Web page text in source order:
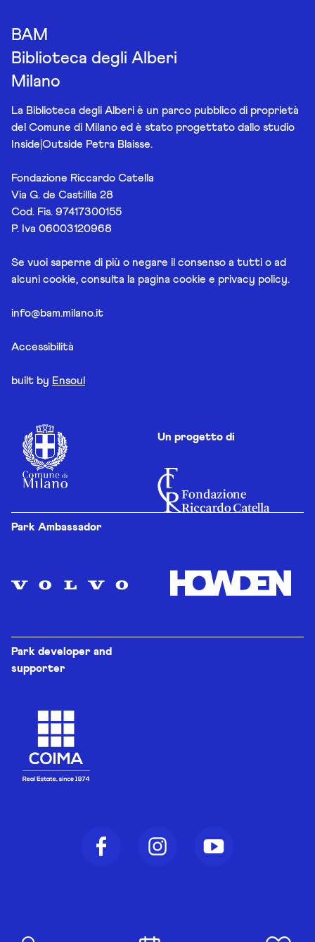
BAM
Biblioteca degli Alberi
Milano
La Biblioteca degli Alberi è un parco pubblico di proprietà
del Comune di Milano ed è stato progettato dallo studio
Inside|Outside Petra Blaisse.
Fondazione Riccardo Catella
Via G. de Castillia 28
Cod. Fis. 97417300155
P. Iva 06003120968
Se vuoi saperne di più o negare il consenso a tutti o ad
alcuni cookie, consulta la pagina cookie e privacy policy.
info@bam.milano.it
Accessibilità
built by Ensoul
Un progetto di
Park Ambassador
Park developer and
supporter